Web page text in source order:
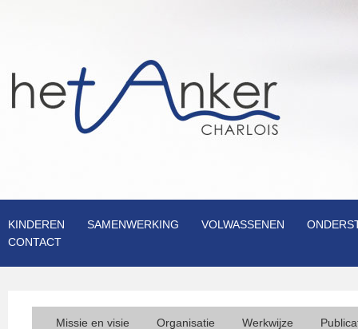
KINDEREN SAMENWERKING VOLWASSENEN
CONTACT
Missie en visie Organisatie Werkwijze